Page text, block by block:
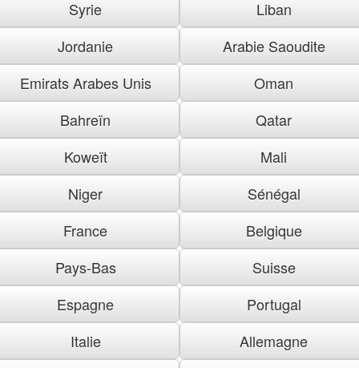
Syrie
Liban
Jordanie
Arabie Saoudite
Emirats Arabes Unis
Oman
Bahreïn
Qatar
Koweït
Mali
Niger
Sénégal
France
Belgique
Pays-Bas
Suisse
Espagne
Portugal
Italie
Allemagne